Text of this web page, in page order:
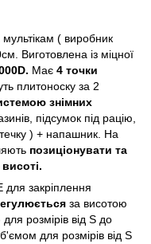
мультікам ( виробник
Виготовлена із міцної
Має 4 точки
плитоноску за 2
знімних
підсумок під рацію,
) + напашник. На
позиціонувати та
для закріплення
за висотою
розмірів від S до
для розмірів від S